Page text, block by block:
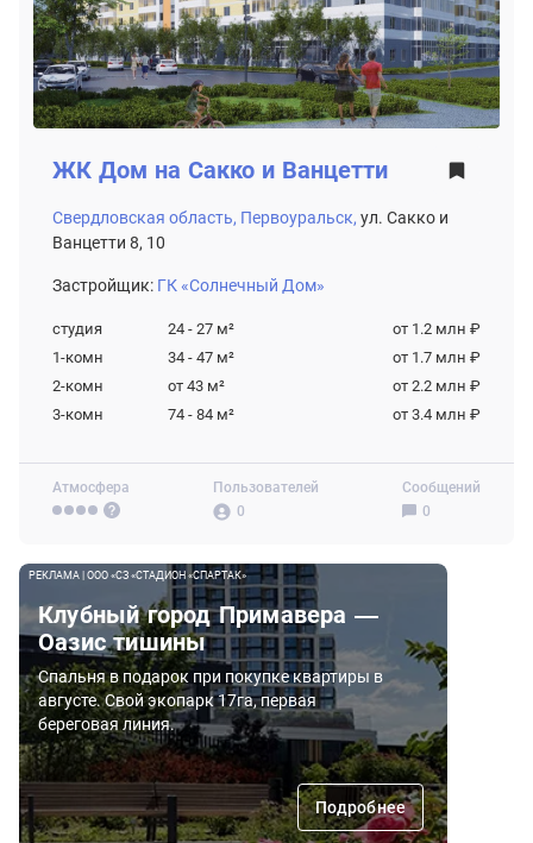
Атмосфера
Пользователей
0
Сообщений
0
ЖК Дом на Сакко и Ванцетти
Свердловская область, Первоуральск, ул. Сакко и
Ванцетти 8, 10
Застройщик: ГК «Солнечный Дом»
студия 24 - 27 м²
от 1.2 млн ₽
1-комн
34 - 47 м²
от 1.7 млн ₽
2-комн
от 43 м²
от 2.2 млн ₽
3-комн
74 - 84 м² от 3.4 млн ₽
РЕКЛАМА | ООО «СЗ «СТАДИОН «СПАРТАК»
Клубный город Примавера —
Оазис тишины
Спальня в подарок при покупке квартиры в
августе. Свой экопарк 17га, первая
береговая линия.
Подробнее